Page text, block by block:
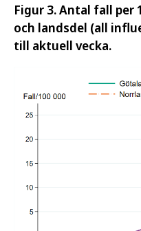
Figur 3. Antal fall per
och landsdel (all
till aktuell vecka.